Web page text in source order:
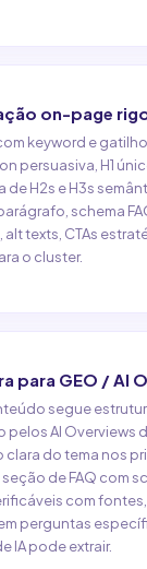
on-page
keyword e
persuasiva, H1
de H2s e H3s
schema
alt texts, CTAs
o cluster.
para GEO / AI
segue
pelos AI Overviews
do tema nos
de FAQ com
com
perguntas
IA pode extrair.